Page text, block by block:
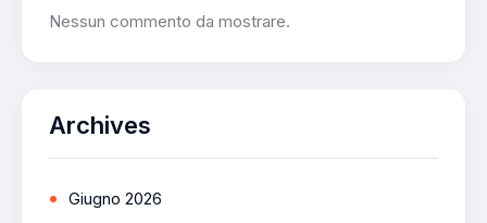
Nessun commento da mostrare.
Archives
Giugno 2026